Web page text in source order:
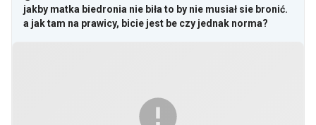
jakby matka biedronia nie biła to by nie musiał sie bronić.
a jak tam na prawicy, bicie jest be czy jednak norma?